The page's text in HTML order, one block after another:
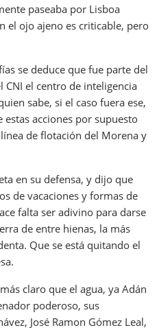
paseaba por Lisboa
el ojo ajeno es criticable, pero
se deduce que fue parte del
CNI el centro de inteligencia
sabe, si el caso fuera ese,
acciones por supuesto
de flotación del Morena y
en su defensa, y dijo que
de vacaciones y formas de
falta ser adivino para darse
de entre hienas, la más
Que se está quitando el
claro que el agua, ya Adán
poderoso, sus
José Ramon Gómez Leal,